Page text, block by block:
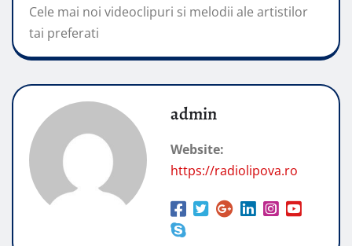
Cele mai noi videoclipuri si melodii ale artistilor
tai preferati
admin
Website:
https://radiolipova.ro